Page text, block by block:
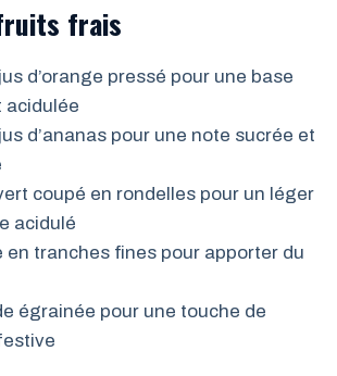
frais
d’orange pressé pour une base
acidulée
d’ananas pour une note sucrée et
coupé en rondelles pour un léger
acidulé
en tranches fines pour apporter du
égrainée pour une touche de